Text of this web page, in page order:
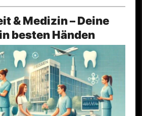
& Medizin – Deine
besten Händen